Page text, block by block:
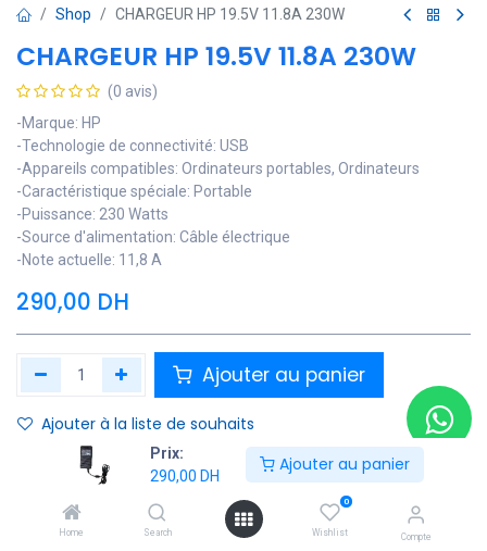
Prix:
290,00 DH
Ajouter au panier
Home Search
0
Wishlist Compte
Shop CHARGEUR HP 19.5V 11.8A 230W
CHARGEUR HP 19.5V 11.8A 230W
(0 avis)
-Marque: HP
-Technologie de connectivité: USB
-Appareils compatibles: Ordinateurs portables, Ordinateurs
-Caractéristique spéciale: Portable
-Puissance: 230 Watts
-Source d'alimentation: Câble électrique
-Note actuelle: 11,8 A
290,00 DH
Ajouter au panier
Ajouter à la liste de souhaits
Contactez Nous
Soyez averti lorsque le produit est de nouveau en stock